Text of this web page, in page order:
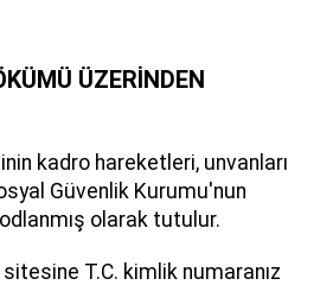
ÜZERİNDEN
kadro hareketleri, unvanları
Güvenlik Kurumu'nun
olarak tutulur.
sitesine T.C. kimlik numaranız